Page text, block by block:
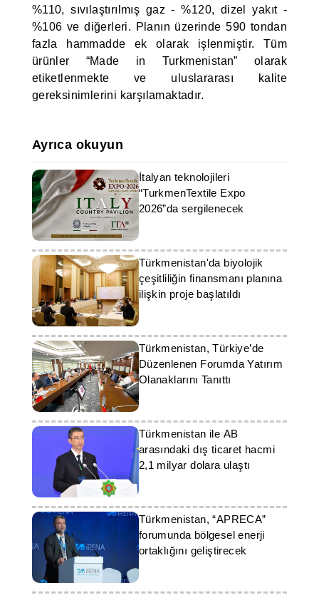
%110, sıvılaştırılmış gaz - %120, dizel yakıt -
%106 ve diğerleri. Planın üzerinde 590 tondan
fazla hammadde ek olarak işlenmiştir. Tüm
ürünler “Made in Turkmenistan” olarak
etiketlenmekte ve uluslararası kalite
gereksinimlerini karşılamaktadır.
Ayrıca okuyun
İtalyan teknolojileri
“TurkmenTextile Expo
2026”da sergilenecek
Türkmenistan'da biyolojik
çeşitliliğin finansmanı planına
ilişkin proje başlatıldı
Türkmenistan, Türkiye’de
Düzenlenen Forumda Yatırım
Olanaklarını Tanıttı
Türkmenistan ile AB
arasındaki dış ticaret hacmi
2,1 milyar dolara ulaştı
Türkmenistan, “APRECA”
forumunda bölgesel enerji
ortaklığını geliştirecek